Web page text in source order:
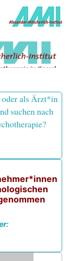
oder als Ärzt*in
suchen nach